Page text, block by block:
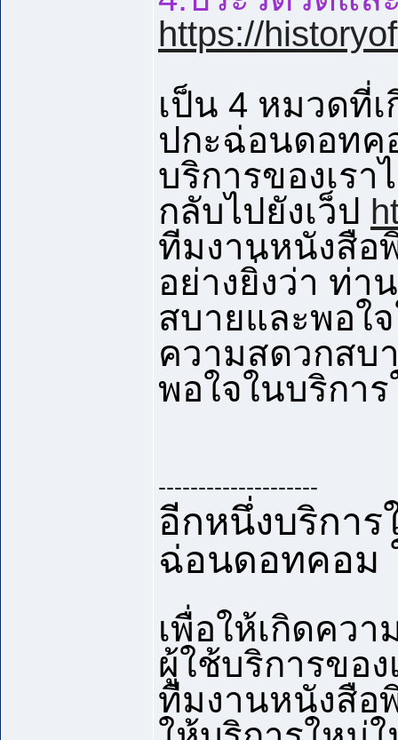
https://
เป็น 4 หมวดที่เ
ปกะฉ่อนดอทค
บริการของเรา
กลับไปยังเว็ป
ทีมงานหนังสือ
อย่างยิ่งว่า ท่า
สบายและพอใ
ความสดวกสบ
พอใจในบริกา
--------------------
อีกหนึ่งบริการ
ฉ่อนดอทคอม
เพื่อให้เกิดคว
ผู้ใช้บริการขอ
ทีมงานหนังสือ